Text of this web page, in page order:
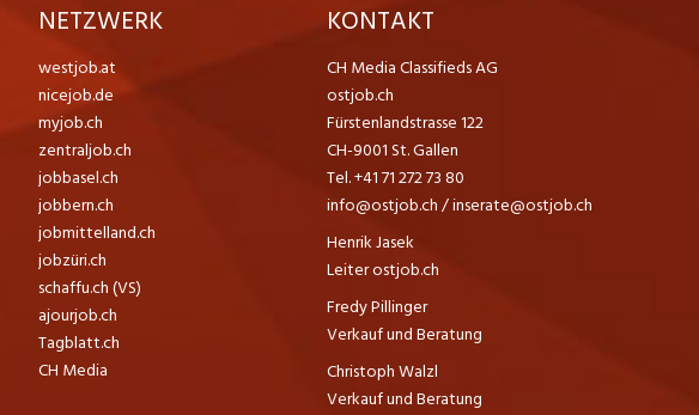
NETZWERK
westjob.at
nicejob.de
myjob.ch
zentraljob.ch
jobbasel.ch
jobbern.ch
jobmittelland.ch
jobzüri.ch
schaffu.ch (VS)
ajourjob.ch
Tagblatt.ch
CH Media
KONTAKT
CH Media Classifieds AG
ostjob.ch
Fürstenlandstrasse 122
CH-9001 St. Gallen
Tel. +41 71 272 73 80
info@ostjob.ch/inserate@ostjob.ch
Henrik Jasek
Leiter ostjob.ch
Fredy Pillinger
Verkauf und Beratung
Christoph Walzl
Verkauf und Beratung